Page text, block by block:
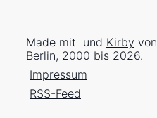
Made mit und Kirby von
Berlin, 2000 bis 2026.
Impressum
RSS-Feed